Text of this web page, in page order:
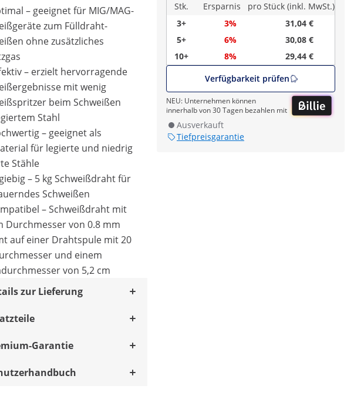
Stk.
Ersparnis
pro Stück (inkl. MwSt.)
3+
3%
31,04 €
5+
6%
30,08 €
10+
8%
29,44 €
Verfügbarkeit prüfen
NEU: Unternehmen können
innerhalb von 30 Tagen bezahlen mit
Ausverkauft
Tiefpreisgarantie
– geeignet für MIG/MAG-
zum Fülldraht-
ohne zusätzliches
– erzielt hervorragende
mit wenig
beim Schweißen
Stahl
– geeignet als
für legierte und niedrig
Stähle
– 5 kg Schweißdraht für
Schweißen
– Schweißdraht mit
Durchmesser von 0.8 mm
auf einer Drahtspule mit 20
und einem
von 5,2 cm
zur Lieferung
Garantie